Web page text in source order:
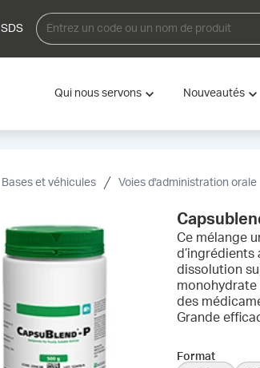
SDS
Qui nous servons Nouveautés
Bases et véhicules Voies d'administration orale
Ce mélange
d’ingrédients
dissolution
monohydrate
des
Grande
Format